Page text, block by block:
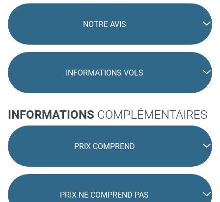
NOTRE AVIS
INFORMATIONS VOLS
INFORMATIONS COMPLÉMENTAIRES
PRIX COMPREND
PRIX NE COMPREND PAS